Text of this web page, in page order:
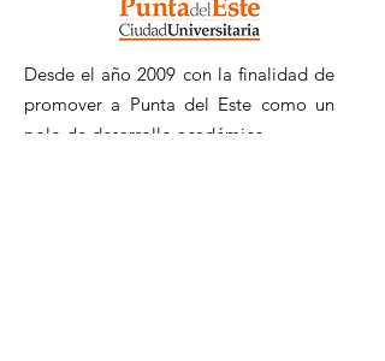
Desde el año 2009 con la finalidad de
promover a Punta del Este como un
polo de desarrollo académico.